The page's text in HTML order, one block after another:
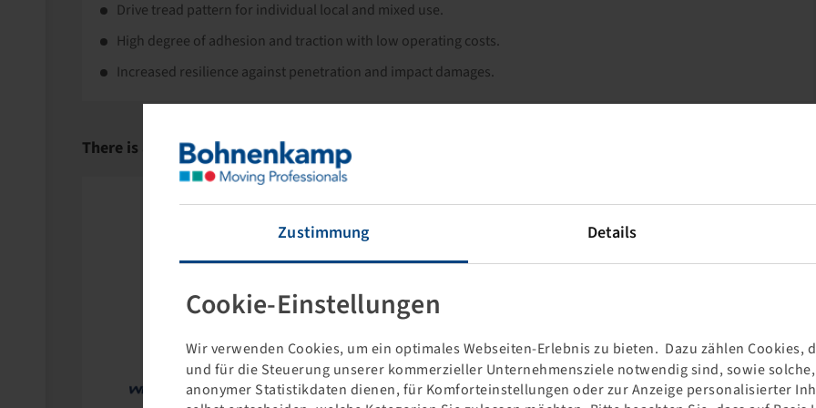
Zustimmung Details
Cookie-Einstellungen
Wir verwenden Cookies, um ein optimales Webseiten-Erlebnis zu bieten. Dazu zählen Cookies,
und für die Steuerung unserer kommerzieller Unternehmensziele notwendig sind, sowie
anonymer Statistikdaten dienen, für Komforteinstellungen oder zur Anzeige personalisierter
Drive tread pattern for individual local and mixed use.
High degree of adhesion and traction with low operating costs.
Increased resilience against penetration and impact damages.
There is a successor for this product: